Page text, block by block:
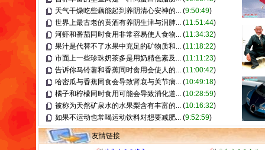
天气干燥吃些藕能起到养阴清心安神的... (9:50:49)
世界上最古老的黄酒有养阴生津与润肺... (11:51:44)
河虾和番茄同时食用非常容易使人食物... (11:34:32)
果汁是代替不了水果中充足的矿物质和... (11:18:22)
市面上一些珍珠奶茶多是用奶精色素及... (11:11:23)
告诉你马铃薯和香蕉同时食用会使人的... (11:00:42)
哈密瓜与香蕉同食会导致肾衰与关节病... (10:49:18)
橘子和柠檬同时食用可能会导致消化道... (10:28:59)
被称为天然矿泉水的水果梨含有丰富的... (10:16:32)
如果不运动也常喝运动饮料对想要减肥... (9:52:59)
友情链接